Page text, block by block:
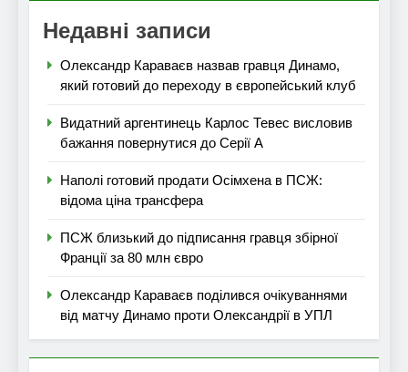
Недавні записи
Олександр Караваєв назвав гравця Динамо,
який готовий до переходу в європейський клуб
Видатний аргентинець Карлос Тевес висловив
бажання повернутися до Серії А
Наполі готовий продати Осімхена в ПСЖ:
відома ціна трансфера
ПСЖ близький до підписання гравця збірної
Франції за 80 млн євро
Олександр Караваєв поділився очікуваннями
від матчу Динамо проти Олександрії в УПЛ